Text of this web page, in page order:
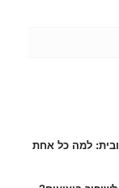
למה כל אחת